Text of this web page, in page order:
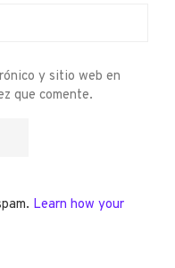
y sitio web en
que comente.
Learn how your